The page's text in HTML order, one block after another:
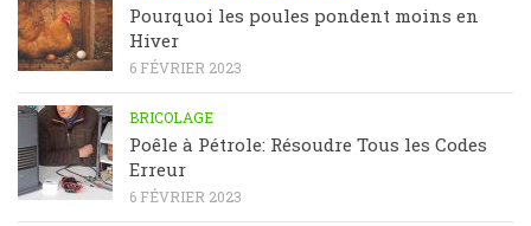
Pourquoi les poules pondent moins en
Hiver
6 FÉVRIER 2023
BRICOLAGE
Poêle à Pétrole: Résoudre Tous les Codes
Erreur
6 FÉVRIER 2023